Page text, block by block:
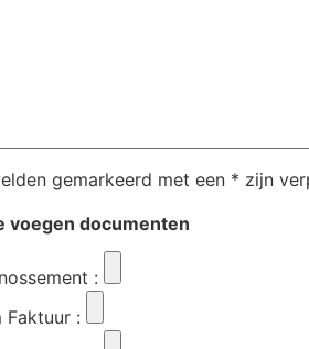
gemarkeerd met een * zijn
voegen documenten
:
Faktuur :